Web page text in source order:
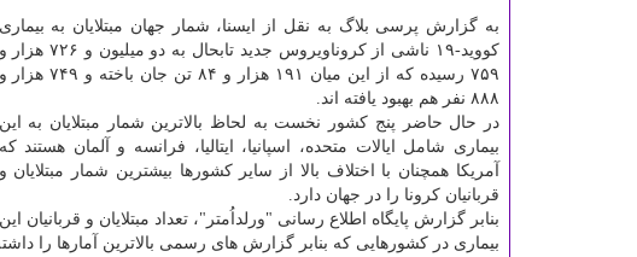
به گزارش پرسی بلاگ به نقل از ایسنا، شمار جهان مبتلایان به بیماری
کووید-۱۹ ناشی از کروناویروس جدید تابحال به دو میلیون و ۷۲۶ هزار و
۷۵۹ رسیده که از این میان ۱۹۱ هزار و ۸۴ تن جان باخته و ۷۴۹ هزار و
۸۸۸ نفر هم بهبود یافته اند.
در حال حاضر پنج کشور نخست به لحاظ بالاترین شمار مبتلایان به این
بیماری شامل ایالات متحده، اسپانیا، ایتالیا، فرانسه و آلمان هستند که
آمریکا همچنان با اختلاف بالا از سایر کشورها بیشترین شمار مبتلایان و
قربانیان کرونا را در جهان دارد.
بنابر گزارش پایگاه اطلاع رسانی "ورلداُمتر"، تعداد مبتلایان و قربانیان این
بیماری در کشورهایی که بنابر گزارش های رسمی بالاترین آمارها را